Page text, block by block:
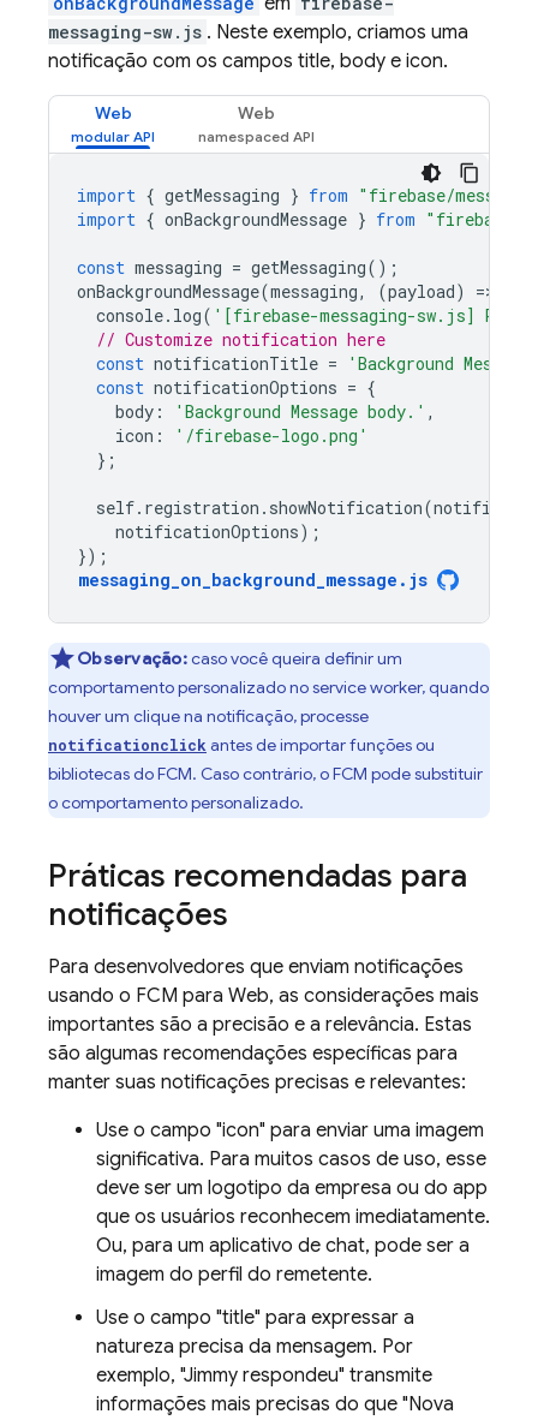
messaging-sw.js . Neste exemplo, criamos uma
notificação com os campos title, body e icon.
Web Web
import { getMessaging } from "firebase/
import { onBackgroundMessage } from "firebase/
const messaging = getMessaging();
onBackgroundMessage(messaging, (payload) =>
console. log( '[firebase-messaging-sw.js]
// Customize notification here
const notificationTitle =
'Background
const notificationOptions = {
body : 'Background Message body.' ,
icon :
'/firebase-logo.png'
};
self. registration . showNotification(
notificationOptions);
});
messaging_on_background_message . js
Observação:caso você queira definir um
comportamento personalizado no service worker, quando
houver um clique na notificação, processe
notificationclick antes de importar funções ou
bibliotecas doFCM. Caso contrário, oFCM pode substituir
o comportamento personalizado.
Práticas recomendadas para
notificações
Para desenvolvedores que enviam notificações
usando o FCM para Web, as considerações mais
importantes são a precisão e a relevância. Estas
são algumas recomendações específicas para
manter suas notificações precisas e relevantes:
Use o campo "icon" para enviar uma imagem
significativa. Para muitos casos de uso, esse
deve ser um logotipo da empresa ou do app
que os usuários reconhecem imediatamente.
Ou, para um aplicativo de chat, pode ser a
imagem do perfil do remetente.
Use o campo "title" para expressar a
natureza precisa da mensagem. Por
exemplo, "Jimmy respondeu" transmite
informações mais precisas do que "Nova